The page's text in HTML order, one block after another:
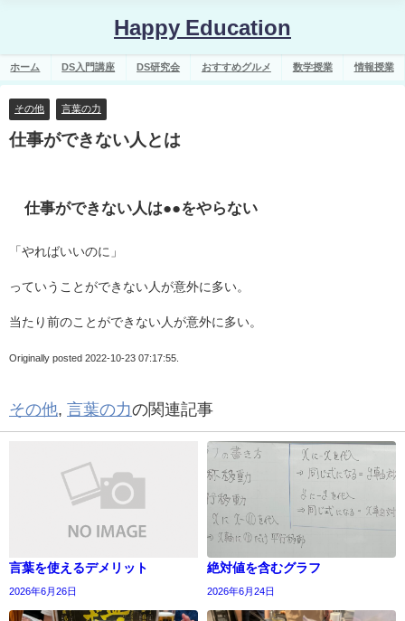
Happy Education
ホーム DS入門講座 DS研究会 おすすめグルメ 数学授業 情報授業
その他 言葉の力
仕事ができない人とは
仕事ができない人は●●をやらない
「やればいいのに」
っていうことができない人が意外に多い。
当たり前のことができない人が意外に多い。
Originally posted 2022-10-23 07:17:55.
その他, 言葉の力の関連記事
言葉を使えるデメリット
2026年6月26日
絶対値を含むグラフ
2026年6月24日